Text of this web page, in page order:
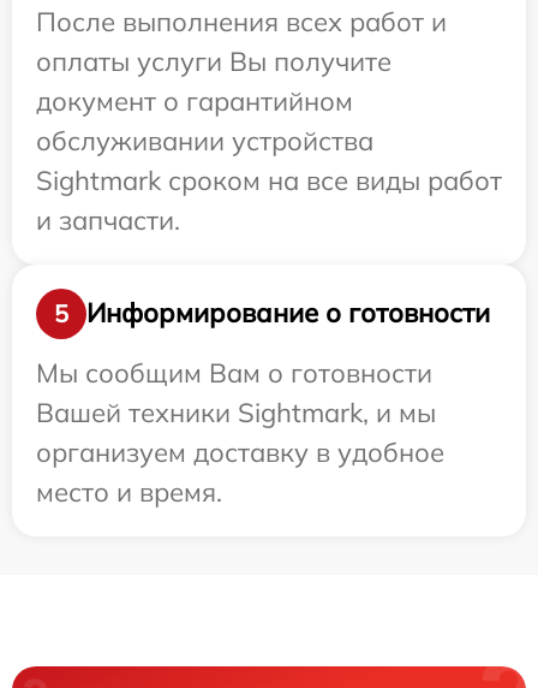
После выполнения всех работ и
оплаты услуги Вы получите
документ о гарантийном
обслуживании устройства
Sightmark сроком на все виды работ
и запчасти.
5
Информирование о готовности
Мы сообщим Вам о готовности
Вашей техники Sightmark, и мы
организуем доставку в удобное
место и время.